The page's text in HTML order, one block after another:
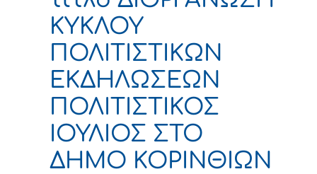
ΚΥΚΛΟΥ
ΠΟΛΙΤΙΣΤΙΚΩΝ
ΕΚΔΗΛΩΣΕΩΝ
ΠΟΛΙΤΙΣΤΙΚΟΣ
ΙΟΥΛΙΟΣ ΣΤΟ
ΔΗΜΟ ΚΟΡΙΝΘΙΩΝ